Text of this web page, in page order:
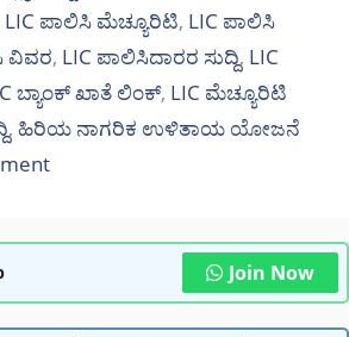
LIC ಪಾಲಿಸಿ ಮೆಚ್ಯೂರಿಟಿ, LIC ಪಾಲಿಸಿ
ವಿವರ, LIC ಪಾಲಿಸಿದಾರರ ಸುದ್ದಿ, LIC
ಬ್ಯಾಂಕ್ ಖಾತೆ ಲಿಂಕ್, LIC ಮೆಚ್ಯೂರಿಟಿ
, ಹಿರಿಯ ನಾಗರಿಕ ಉಳಿತಾಯ ಯೋಜನೆ
Join Now